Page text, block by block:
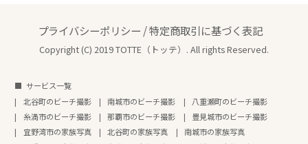
プライバシーポリシー /特定商取引に基づく表記
Copyright (C) 2019 TOTTE（トッテ）. All rights Reserved.
サービス一覧
北谷町のビーチ撮影
南城市のビーチ撮影
八重瀬町のビーチ撮影
糸満市のビーチ撮影
那覇市のビーチ撮影
豊見城市のビーチ撮影
宜野湾市の家族写真
北谷町の家族写真
南城市の家族写真